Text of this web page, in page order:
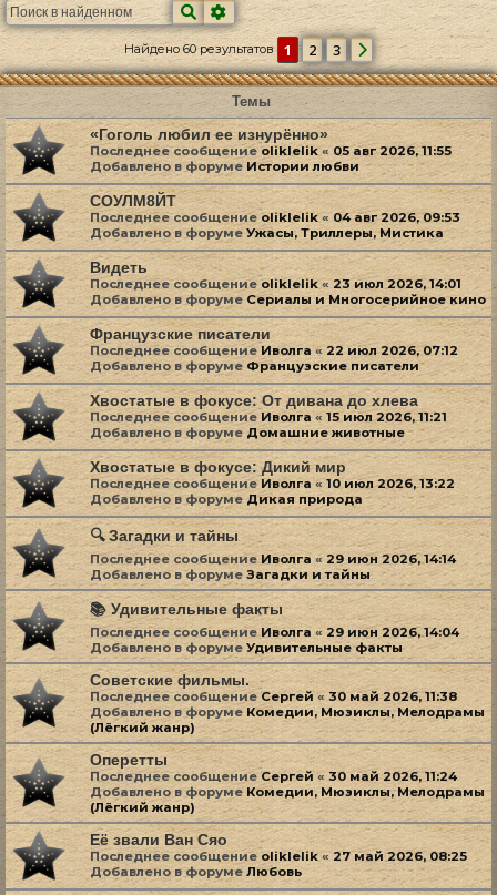
Поиск Расширенный поиск
Найдено 60 результатов 1 2 3 След.
Темы
«Гоголь любил ее изнурённо»
Последнее сообщениеoliklelik« 05 авг 2026, 11:55
Добавлено в форуме Истории любви
СОУЛМ8ЙТ
Последнее сообщениеoliklelik« 04 авг 2026, 09:53
Добавлено в форуме Ужасы, Триллеры, Мистика
Видеть
Последнее сообщениеoliklelik«23 июл 2026, 14:01
Добавлено в форуме Сериалы и Многосерийное кино
Французские писатели
Последнее сообщениеИволга« 22 июл 2026, 07:12
Добавлено в форуме Французские писатели
Хвостатые в фокусе: От дивана до хлева
Последнее сообщениеИволга« 15 июл 2026, 11:21
Добавлено в форуме Домашние животные
Хвостатые в фокусе: Дикий мир
Последнее сообщениеИволга« 10 июл 2026, 13:22
Добавлено в форуме Дикая природа
🔍 Загадки и тайны
Последнее сообщениеИволга « 29 июн 2026, 14:14
Добавлено в форуме Загадки и тайны
📚 Удивительные факты
Последнее сообщениеИволга « 29 июн 2026, 14:04
Добавлено в форуме Удивительные факты
Советские фильмы.
Последнее сообщениеСергей« 30 май 2026, 11:38
Добавлено в форуме Комедии, Мюзиклы, Мелодрамы
(Лёгкий жанр)
Оперетты
Последнее сообщениеСергей« 30 май 2026, 11:24
Добавлено в форуме Комедии, Мюзиклы, Мелодрамы
(Лёгкий жанр)
Её звали Ван Сяо
Последнее сообщениеoliklelik«27 май 2026, 08:25
Добавлено в форуме Любовь